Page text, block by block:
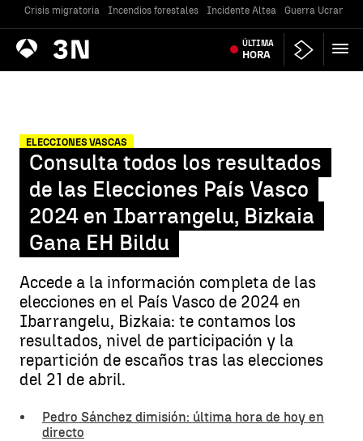
Crisis migratoria Incendios forestales Incidente Altea Guerra Ucrania
Antena
3 Noticias ÚLTIMA
HORA
ELECCIONES VASCAS
Consulta todos los resultados
de las Elecciones País Vasco
2024 en Ibarrangelu, Bizkaia
Gana EH Bildu
Accede a la información completa de las
elecciones en el País Vasco de 2024 en
Ibarrangelu, Bizkaia: te contamos los
resultados, nivel de participación y la
repartición de escaños tras las elecciones
del 21 de abril.
Pedro Sánchez dimisión: última hora de hoy en
directo